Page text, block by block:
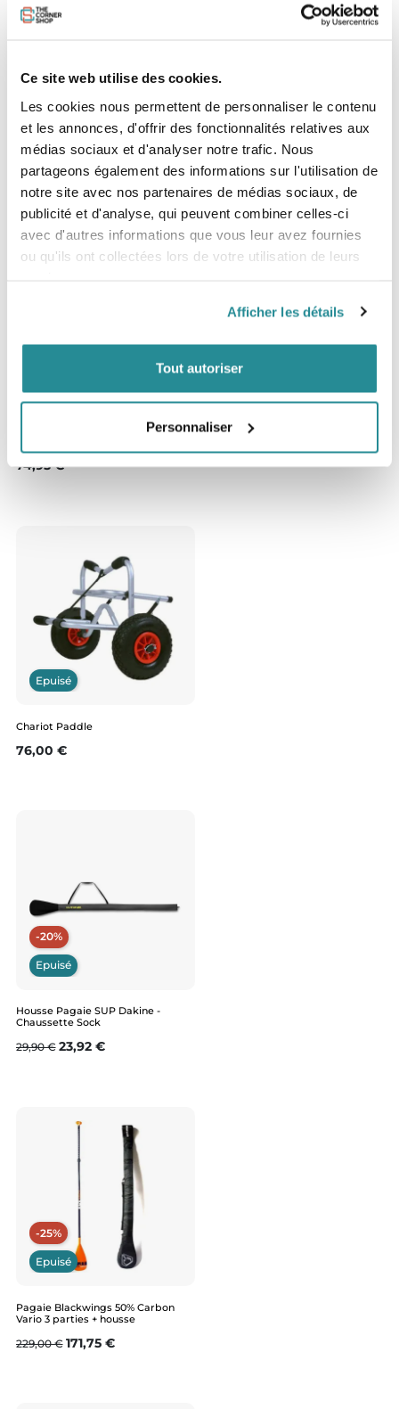
Ce site web utilise des cookies.
Les cookies nous permettent de personnaliser le contenu
et les annonces, d'offrir des fonctionnalités relatives aux
médias sociaux et d'analyser notre trafic. Nous
partageons également des informations sur l'utilisation de
notre site avec nos partenaires de médias sociaux, de
publicité et d'analyse, qui peuvent combiner celles-ci
avec d'autres informations que vous leur avez fournies
ou qu'ils ont collectées lors de votre utilisation de leurs
Afficher les détails
Tout autoriser
Personnaliser
LES INDISPENSABLES
Epuisé
74,95 €
Epuisé
Chariot Paddle
Prix
76,00 €
-20%
Epuisé
Housse Pagaie SUP Dakine -
Chaussette Sock
Prix de base
29,90 € Prix
23,92 €
-25%
Epuisé
Pagaie Blackwings 50% Carbon
Vario 3 parties + housse
Prix de base
229,00 € Prix
171,75 €